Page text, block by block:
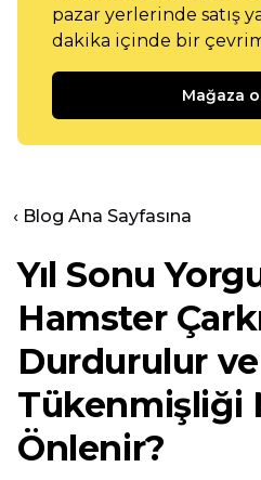
pazar yerlerinde satış
dakika içinde bir
Mağaza
‹ Blog Ana Sayfasına
Yıl Sonu
Hamster
Durdurulur
Tükenmişliği
Önlenir?